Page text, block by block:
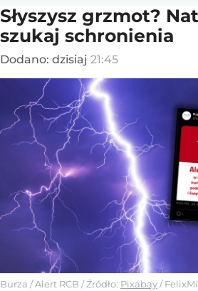
Słyszysz grzmot?
szukaj schronienia
Dodano: dzisiaj 21:45
Burza / Alert RCB / Źródło: Pixabay/